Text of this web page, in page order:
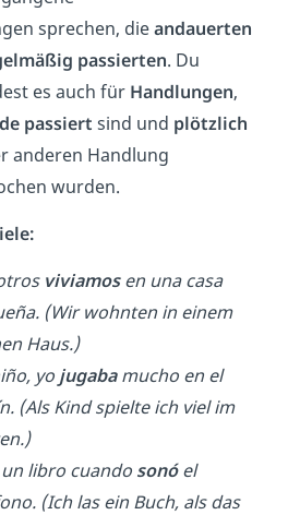
sprechen, dieandauerten
passierten. Du
es auch für Handlungen,
passiert sind und plötzlich
anderen Handlung
wurden.
viviamosen una casa
(Wir wohnten in einem
Haus.)
yo jugabamucho en el
(Als Kind spielte ich viel im
libro cuandosonóel
(Ich las ein Buch, als das